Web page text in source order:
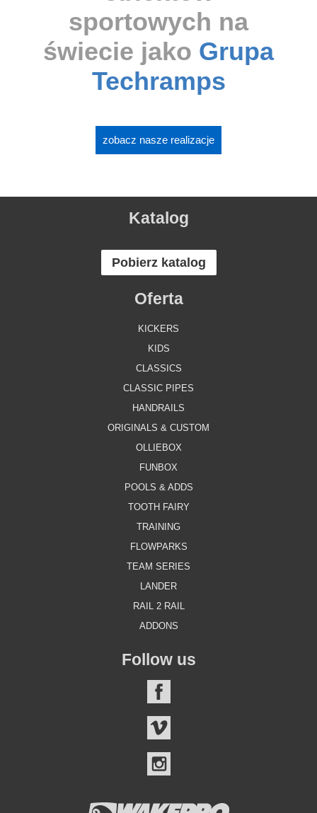
sportowych na
świecie jako Grupa
Techramps
zobacz nasze realizacje
Katalog
Pobierz katalog
Oferta
KICKERS
KIDS
CLASSICS
CLASSIC PIPES
HANDRAILS
ORIGINALS & CUSTOM
OLLIEBOX
FUNBOX
POOLS & ADDS
TOOTH FAIRY
TRAINING
FLOWPARKS
TEAM SERIES
LANDER
RAIL 2 RAIL
ADDONS
Follow us